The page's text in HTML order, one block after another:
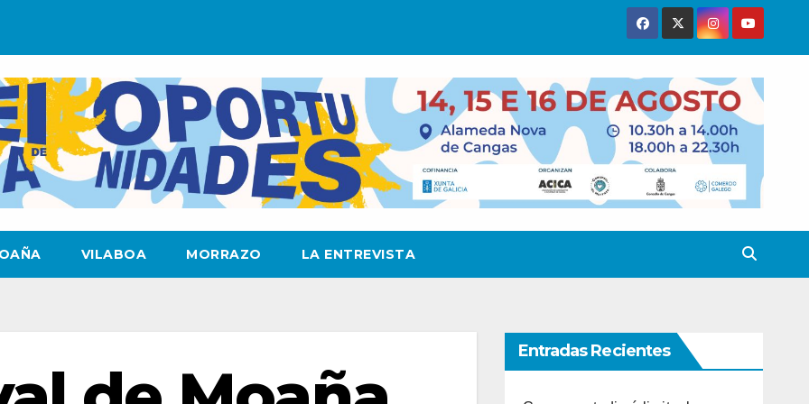
VILABOA MORRAZO LA ENTREVISTA
Entradas Recientes